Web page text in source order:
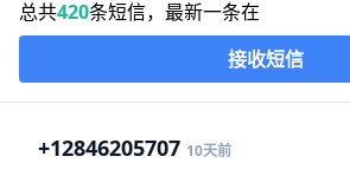
总共420条短信，最新一条在
接收短信
+12846205707 10天前